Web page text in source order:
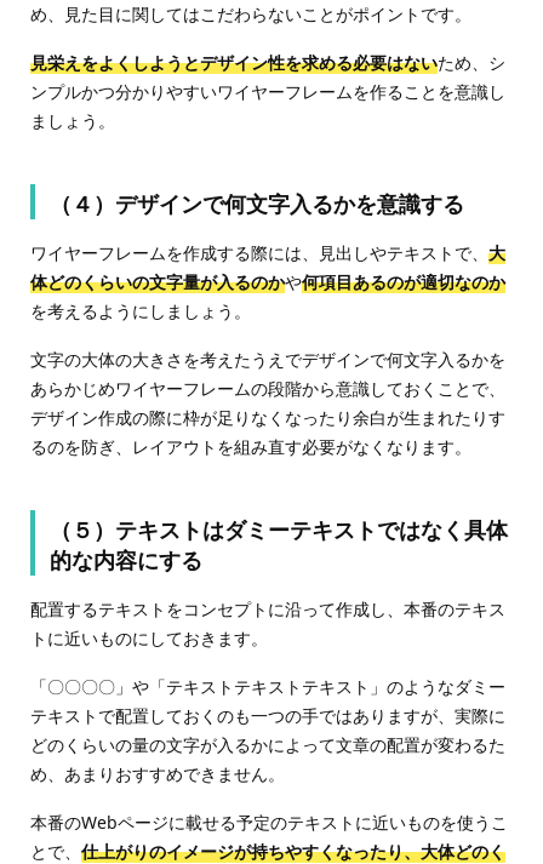
め、見た目に関してはこだわらないことがポイントです。
見栄えをよくしようとデザイン性を求める必要はないため、シ
ンプルかつ分かりやすいワイヤーフレームを作ることを意識し
ましょう。
（４）デザインで何文字入るかを意識する
ワイヤーフレームを作成する際には、見出しやテキストで、 大
体どのくらいの文字量が入るのかや何項目あるのが適切なのか
を考えるようにしましょう。
文字の大体の大きさを考えたうえでデザインで何文字入るかを
あらかじめワイヤーフレームの段階から意識しておくことで、
デザイン作成の際に枠が足りなくなったり余白が生まれたりす
るのを防ぎ、レイアウトを組み直す必要がなくなります。
（５）テキストはダミーテキストではなく具体
的な内容にする
配置するテキストをコンセプトに沿って作成し、本番のテキス
トに近いものにしておきます。
「〇〇〇〇」や「テキストテキストテキスト」のようなダミー
テキストで配置しておくのも一つの手ではありますが、実際に
どのくらいの量の文字が入るかによって文章の配置が変わるた
め、あまりおすすめできません。
本番のWebページに載せる予定のテキストに近いものを使うこ
とで、 仕上がりのイメージが持ちやすくなったり、大体どのく